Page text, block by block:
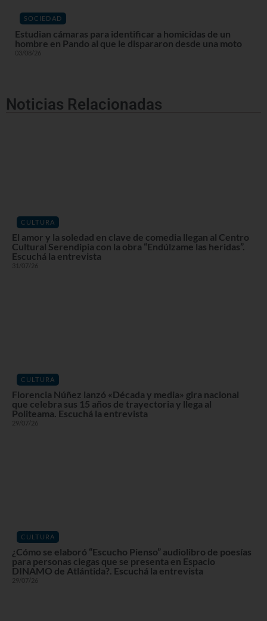
SOCIEDAD
Estudian cámaras para identificar a homicidas de un
hombre en Pando al que le dispararon desde una moto
03/08/26
Noticias Relacionadas
CULTURA
El amor y la soledad en clave de comedia llegan al Centro
Cultural Serendipia con la obra “Endúlzame las heridas”.
Escuchá la entrevista
31/07/26
CULTURA
Florencia Núñez lanzó «Década y media» gira nacional
que celebra sus 15 años de trayectoria y llega al
Politeama. Escuchá la entrevista
29/07/26
CULTURA
¿Cómo se elaboró “Escucho Pienso” audiolibro de poesías
para personas ciegas que se presenta en Espacio
DINAMO de Atlántida?. Escuchá la entrevista
29/07/26